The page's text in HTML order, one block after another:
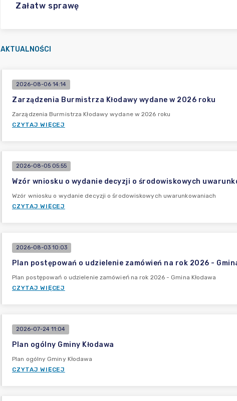
Załatw sprawę
AKTUALNOŚCI
2026-08-06 14:14
Zarządzenia Burmistrza Kłodawy wydane w 2026 roku
Zarządzenia Burmistrza Kłodawy wydane w 2026 roku
CZYTAJ WIĘCEJ
2026-08-05 05:55
Wzór wniosku o wydanie decyzji o środowiskowych
Wzór wniosku o wydanie decyzji o środowiskowych uwarunkowaniach
CZYTAJ WIĘCEJ
2026-08-03 10:03
Plan postępowań o udzielenie zamówień na rok 2026 -
Plan postępowań o udzielenie zamówień na rok 2026 - Gmina Kłodawa
CZYTAJ WIĘCEJ
2026-07-24 11:04
Plan ogólny Gminy Kłodawa
Plan ogólny Gminy Kłodawa
CZYTAJ WIĘCEJ